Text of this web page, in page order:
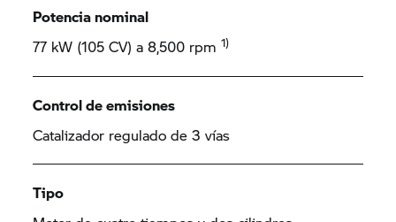
Potencia nominal
77 kW (105 CV) a 8,500 rpm1)
Control de emisiones
Catalizador regulado de 3 vías
Tipo